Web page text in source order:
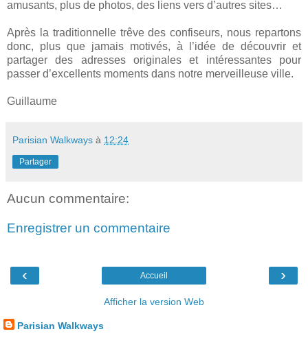
amusants, plus de photos, des liens vers d’autres sites…
Après la traditionnelle trêve des confiseurs, nous repartons
donc, plus que jamais motivés, à l’idée de découvrir et
partager des adresses originales et intéressantes pour
passer d’excellents moments dans notre merveilleuse ville.
Guillaume
Parisian Walkways à 12:24
Partager
Aucun commentaire:
Enregistrer un commentaire
‹ ›
Accueil
Afficher la version Web
Parisian Walkways